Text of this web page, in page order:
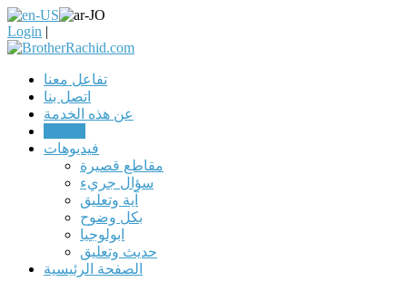
Login |
تفاعل معنا
اتصل بنا
عن هذه الخدمة
فيديوهات
مقاطع قصيرة
سؤال جريء
آية وتعليق
بكل وضوح
ابولوجيا
حديث وتعليق
الصفحة الرئيسية